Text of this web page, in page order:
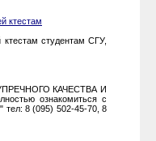
ктестам
студентам СГУ,
КАЧЕСТВА И
ознакомиться с
8 (095) 502-45-70, 8